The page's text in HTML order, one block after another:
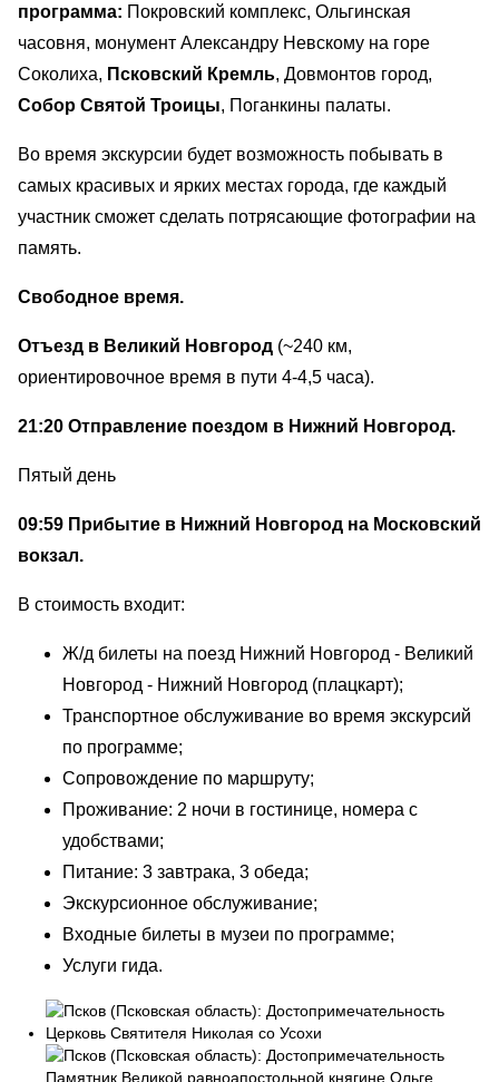
программа: Покровский комплекс, Ольгинская
часовня, монумент Александру Невскому на горе
Соколиха, Псковский Кремль, Довмонтов город,
Собор Святой Троицы, Поганкины палаты.
Во время экскурсии будет возможность побывать в
самых красивых и ярких местах города, где каждый
участник сможет сделать потрясающие фотографии на
память.
Свободное время.
Отъезд в Великий Новгород (~240 км,
ориентировочное время в пути 4-4,5 часа).
21:20 Отправление поездом в Нижний Новгород.
Пятый день
09:59 Прибытие в Нижний Новгород на Московский
вокзал.
В стоимость входит:
Ж/д билеты на поезд Нижний Новгород - Великий
Новгород - Нижний Новгород (плацкарт);
Транспортное обслуживание во время экскурсий
по программе;
Сопровождение по маршруту;
Проживание: 2 ночи в гостинице, номера с
удобствами;
Питание: 3 завтрака, 3 обеда;
Экскурсионное обслуживание;
Входные билеты в музеи по программе;
Услуги гида.